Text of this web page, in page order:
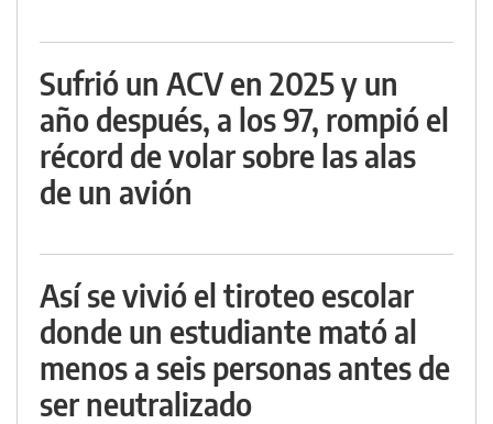
Sufrió un ACV en 2025 y un
año después, a los 97, rompió el
récord de volar sobre las alas
de un avión
Así se vivió el tiroteo escolar
donde un estudiante mató al
menos a seis personas antes de
ser neutralizado